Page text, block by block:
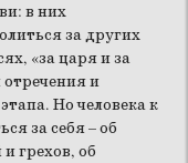
в них
за других
«за царя и за
отречения и
Но человека к
за себя – об
грехов, об